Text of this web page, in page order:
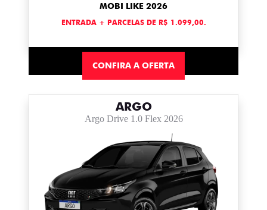
MOBI LIKE 2026
ENTRADA + PARCELAS DE R$ 1.099,00.
CONFIRA A OFERTA
ARGO
Argo Drive 1.0 Flex 2026